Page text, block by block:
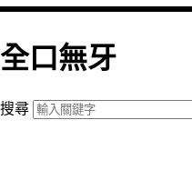
全口無牙
搜尋